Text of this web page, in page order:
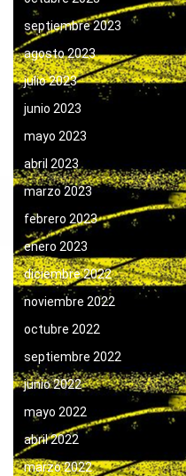
septiembre 2023
agosto 2023
julio 2023
junio 2023
mayo 2023
abril 2023
marzo 2023
febrero 2023
enero 2023
diciembre 2022
noviembre 2022
octubre 2022
septiembre 2022
junio 2022
mayo 2022
abril 2022
marzo 2022